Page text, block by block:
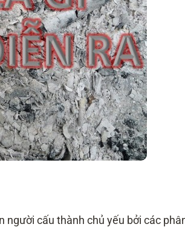
người cấu thành chủ yếu bởi các